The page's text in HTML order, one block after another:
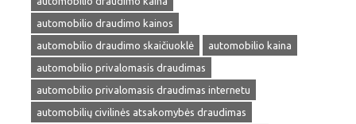
automobilio draudimo kainos
automobilio draudimo skaičiuoklė
automobilio kaina
automobilio privalomasis draudimas
automobilio privalomasis draudimas internetu
automobilių civilinės atsakomybės draudimas